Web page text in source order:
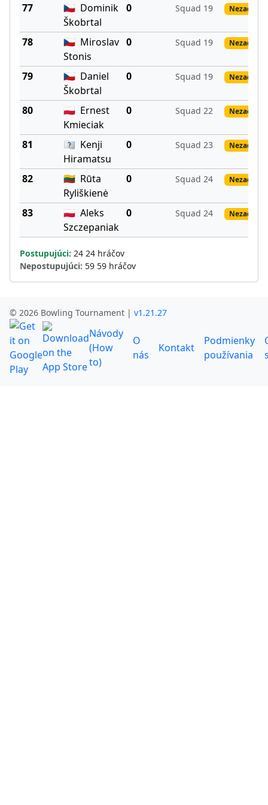
77 🇨🇿 Dominik
Škobrtal
0 Squad 19
78 🇨🇿 Miroslav
Stonis
0 Squad 19
79 🇨🇿 Daniel
Škobrtal
0 Squad 19
80 🇵🇱 Ernest
Kmieciak
0 Squad 22
81 🇽🇽 Kenji
Hiramatsu
0 Squad 23
82 🇱🇹 Rūta
Ryliškienė
0 Squad 24
83 🇵🇱 Aleks
Szczepaniak
0 Squad 24
Postupujúci: 24 24 hráčov
Nepostupujúci: 59 59 hráčov
© 2026 Bowling Tournament | v1.21.27
Návody
(How
to)
O
nás
Kontakt
Podmienky
používania